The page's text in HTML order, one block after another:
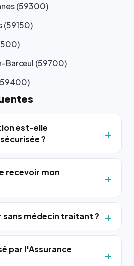
(59300)
(59150)
Barœul (59700)
est-elle
?
recevoir mon
médecin traitant ?
par l'Assurance